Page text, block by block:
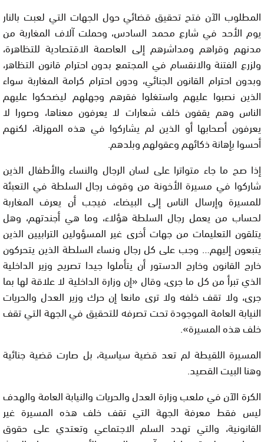
المطلوب الآن فتح تحقيق قضائي حول الجهات التي لعبت بالنار
يوم الأحد في شارع محمد السادس، وحملت آلاف المغاربة من
مدنهم وقراهم ومداشرهم إلى العاصمة الاقتصادية للتظاهرة،
ولزرع الفتنة والانقسام في المجتمع بدون احترام قانون التظاهر،
وبدون احترام القانون الجنائي، ودون احترام كرامة المغاربة سواء
الذين نصبوا عليهم واستغلوا فقرهم وجهلهم ليضحكوا عليهم
الناس وهم يقفون خلف شعارات لا يعرفون معناها، وصورا لا
يعرفون أصحابها أو الذين لم يشاركوا في هذه المهزلة، لكنهم
أحسوا بإهانة ذكائهم وعقولهم وبلدهم.
إذا صح ما جاء متواترا على لسان الرجال والنساء والأطفال الذين
شاركوا في مسيرة الأخونة من وقوف رجال السلطة في التعبئة
للمسيرة وإرسال الناس إلى البيضاء، فيجب أن يعرف المغاربة
لحساب من يعمل رجال السلطة هؤلاء، وما هي أجندتهم، وهل
يتلقون التعليمات من جهات أخرى غير المسؤولين الترابيين الذين
يتبعون إليهم… وجب على كل رجال ونساء السلطة الذين يتحركون
خارج القانون وخارج الدستور أن يتأملوا جيدا تصريح وزير الداخلية
الذي تبرأ من كل ما جرى، وقال «إن وزارة الداخلية لا علاقة لها بما
جرى، ولا تقف خلفه ولا ترى مانعا إن حرك وزير العدل والحريات
النيابة العامة الموجودة تحت تصرفه للتحقيق في الجهة التي تقف
خلف هذه المسيرة».
المسيرة اللقيطة لم تعد قضية سياسية، بل صارت قضية جنائية
وهنا البيت القصيد.
الكرة الآن في ملعب وزارة العدل والحريات والنيابة العامة والهدف
ليس فقط معرفة الجهة التي تقف خلف هذه المسيرة غير
القانونية، والتي تهدد السلم الاجتماعي وتعتدي على حقوق